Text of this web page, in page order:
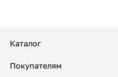
Каталог
Покупателям